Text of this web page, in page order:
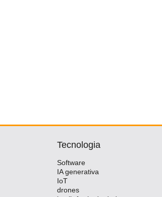
Tecnologia
Software
IA generativa
IoT
drones